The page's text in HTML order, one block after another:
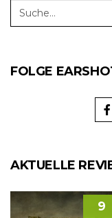
FOLGE
AKTUELLE
9